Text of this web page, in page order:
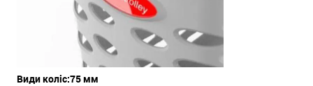
Види коліс:75 мм